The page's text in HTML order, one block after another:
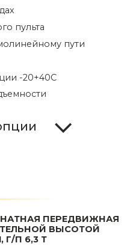
пульта
пути
-20+40С
ПЕРЕДВИЖНАЯ
ВЫСОТОЙ
Г/П 6,3 Т